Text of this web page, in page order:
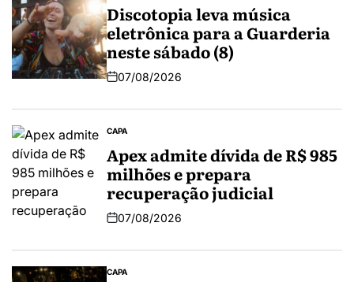
Discotopia leva música
eletrônica para a Guarderia
neste sábado (8)
07/08/2026
CAPA
Apex admite dívida de R$ 985
milhões e prepara
recuperação judicial
07/08/2026
CAPA